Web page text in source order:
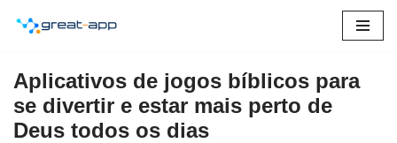
o
conteúdo
Aplicativos de jogos bíblicos para
se divertir e estar mais perto de
Deus todos os dias